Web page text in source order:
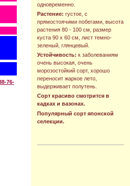
одновременно.
Растение: густое, с
прямостоячими побегами, высота
растения 80 - 100 см, размер
куста 90 х 60 см, лист темно-
зеленый, глянцевый.
Устойчивость: к заболеваниям
очень высокая, очень
морозостойкий сорт, хорошо
переносит жаркое лето,
выдерживает полутень.
Сорт красиво смотрится в
кадках и вазонах.
Популярный сорт японской
селекции.
76-